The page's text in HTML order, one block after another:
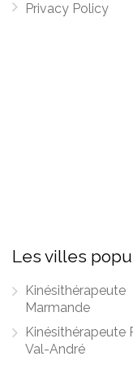
Privacy Policy
Les villes
Kinésithérapeute
Marmande
Kinésithérapeute
Val-André